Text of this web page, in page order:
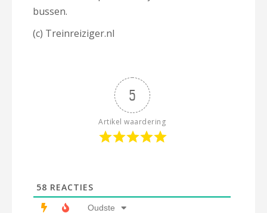
bussen.
(c) Treinreiziger.nl
5
Artikel waardering
58 REACTIES
Oudste